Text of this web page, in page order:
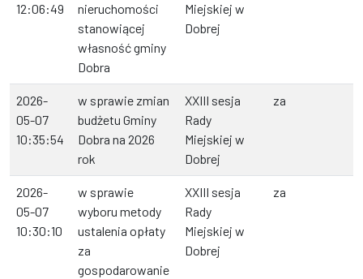
12:06:49
nieruchomości
stanowiącej
własność gminy
Dobra
Miejskiej w
Dobrej
2026-
05-07
10:35:54
w sprawie zmian
budżetu Gminy
Dobra na 2026
rok
XXIII sesja
Rady
Miejskiej w
Dobrej
za
2026-
05-07
10:30:10
w sprawie
wyboru metody
ustalenia opłaty
za
gospodarowanie
XXIII sesja
Rady
Miejskiej w
Dobrej
za